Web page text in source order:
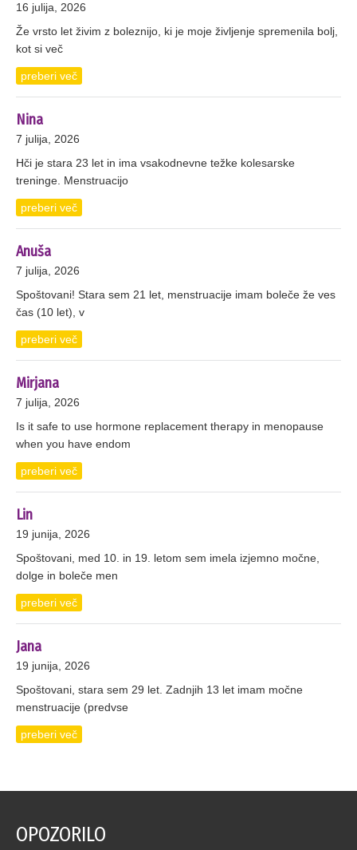
16 julija, 2026
Že vrsto let živim z boleznijo, ki je moje življenje spremenila bolj,
kot si več
preberi več
Nina
7 julija, 2026
Hči je stara 23 let in ima vsakodnevne težke kolesarske
treninge. Menstruacijo
preberi več
Anuša
7 julija, 2026
Spoštovani! Stara sem 21 let, menstruacije imam boleče že ves
čas (10 let), v
preberi več
Mirjana
7 julija, 2026
Is it safe to use hormone replacement therapy in menopause
when you have endom
preberi več
Lin
19 junija, 2026
Spoštovani, med 10. in 19. letom sem imela izjemno močne,
dolge in boleče men
preberi več
Jana
19 junija, 2026
Spoštovani, stara sem 29 let. Zadnjih 13 let imam močne
menstruacije (predvse
preberi več
OPOZORILO